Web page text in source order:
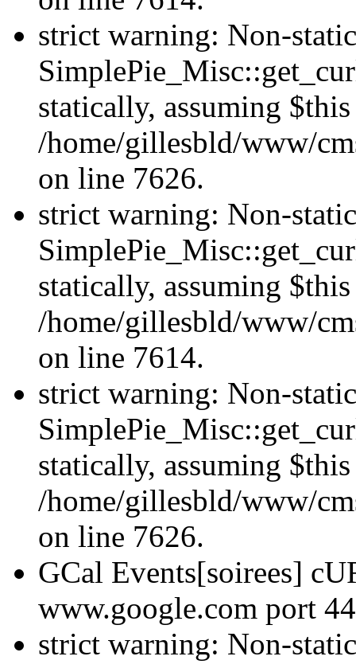
strict warning: Non-
statically, assuming
/home/gillesbld/www/
on line 7626.
strict warning: Non-
statically, assuming
/home/gillesbld/www/
on line 7614.
strict warning: Non-
statically, assuming
/home/gillesbld/www/
on line 7626.
GCal Events[soirees]
www.google.com port
strict warning: Non-